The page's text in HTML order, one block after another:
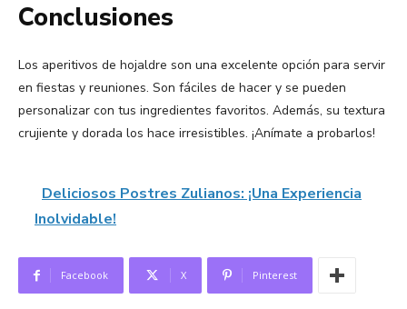
Conclusiones
Los aperitivos de hojaldre son una excelente opción para servir
en fiestas y reuniones. Son fáciles de hacer y se pueden
personalizar con tus ingredientes favoritos. Además, su textura
crujiente y dorada los hace irresistibles. ¡Anímate a probarlos!
Deliciosos Postres Zulianos: ¡Una Experiencia
Inolvidable!
Facebook X Pinterest